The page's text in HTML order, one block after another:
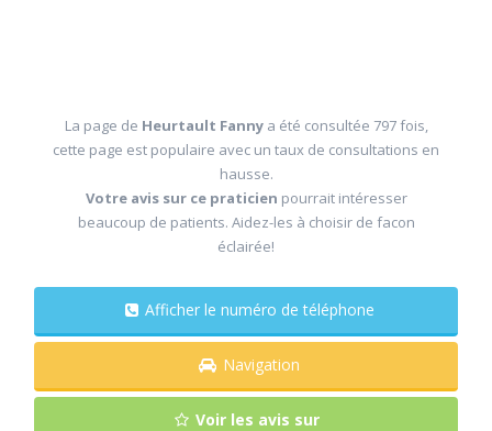
La page de Heurtault Fanny a été consultée 797 fois,
cette page est populaire avec un taux de consultations en
hausse.
Votre avis sur ce praticien pourrait intéresser
beaucoup de patients. Aidez-les à choisir de facon
éclairée!
Afficher le numéro de téléphone
Navigation
Voir les avis sur